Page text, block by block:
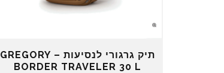
תיק גרגורי לנסיעות – GREGORY
BORDER TRAVELER 30 L